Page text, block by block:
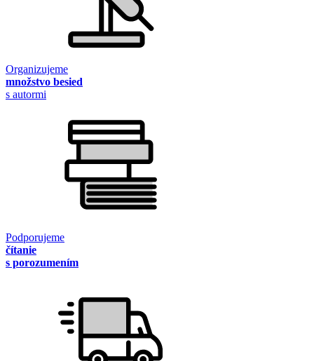
Organizujeme
množstvo besied
s autormi
Podporujeme
čítanie
s porozumením